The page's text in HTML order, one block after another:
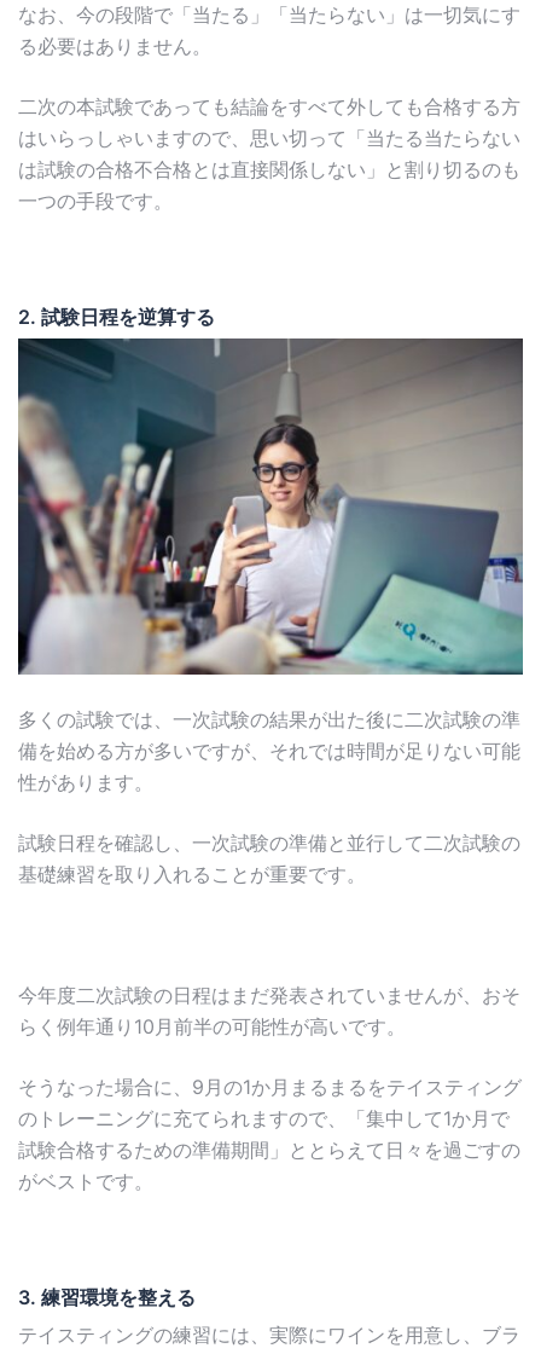
なお、今の段階で「当たる」「当たらない」は一切気にす
る必要はありません。
二次の本試験であっても結論をすべて外しても合格する方
はいらっしゃいますので、思い切って「当たる当たらない
は試験の合格不合格とは直接関係しない」と割り切るのも
一つの手段です。
2. 試験日程を逆算する
多くの試験では、一次試験の結果が出た後に二次試験の準
備を始める方が多いですが、それでは時間が足りない可能
性があります。
試験日程を確認し、一次試験の準備と並行して二次試験の
基礎練習を取り入れることが重要です。
今年度二次試験の日程はまだ発表されていませんが、おそ
らく例年通り10月前半の可能性が高いです。
そうなった場合に、9月の1か月まるまるをテイスティング
のトレーニングに充てられますので、「集中して1か月で
試験合格するための準備期間」ととらえて日々を過ごすの
がベストです。
3. 練習環境を整える
テイスティングの練習には、実際にワインを用意し、ブラ